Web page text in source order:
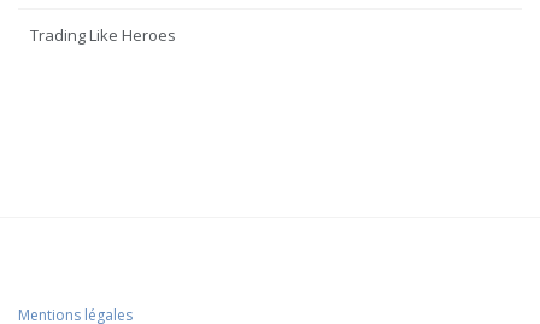
Trading Like Heroes
Mentions légales